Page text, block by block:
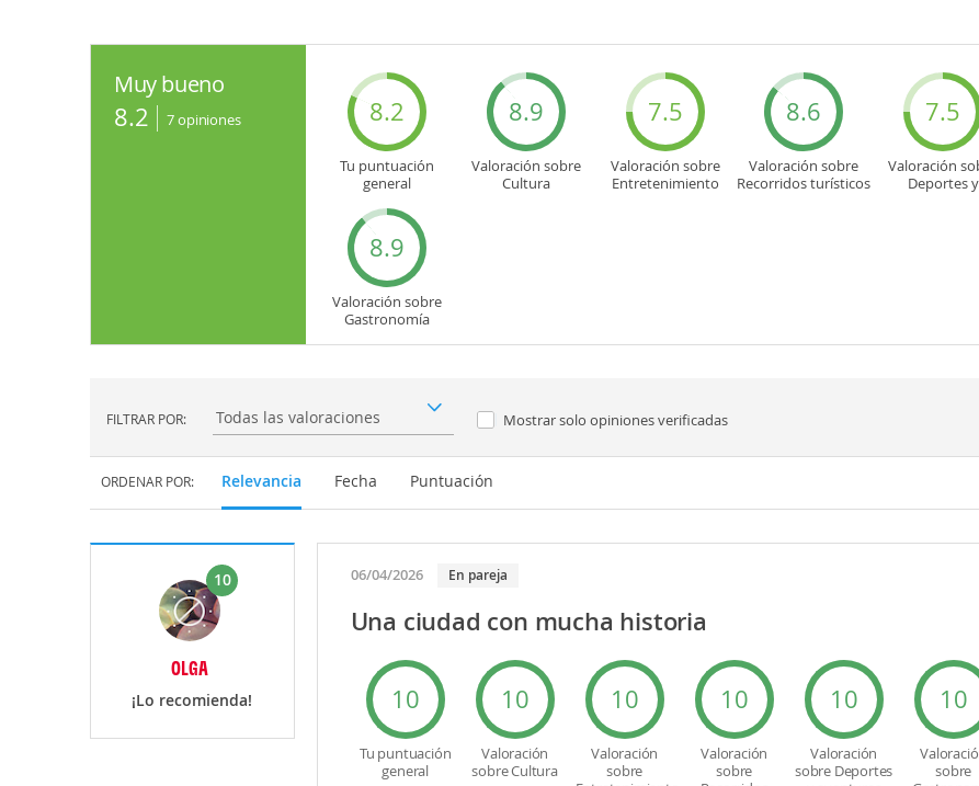
Muy bueno
8.2 7opiniones 8.2
Tu puntuación
general
8.9
Valoración sobre
Cultura
7.5
Valoración sobre
Entretenimiento
8.6
Valoración sobre
Recorridos turísticos
7.5
Valoración
Deportes y
8.9
Valoración sobre
Gastronomía
FILTRAR POR: Filtrar por: Mostrar solo opiniones verificadas
ORDENAR POR: Relevancia Fecha Puntuación
10
OLGA
¡Lo recomienda!
06/04/2026 En pareja
Una ciudad con mucha historia
10
Tu puntuación
general
10
Valoración
sobre Cultura
10
Valoración
sobre
10
Valoración
sobre
10
Valoración
sobre Deportes
10
sobre